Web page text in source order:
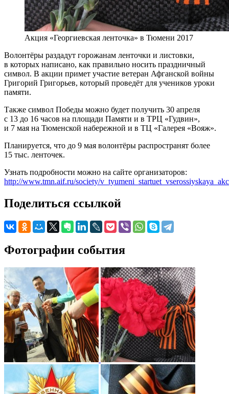
Акция «Георгиевская ленточка» в Тюмени 2017
Волонтёры раздадут горожанам ленточки и листовки,
в которых написано, как правильно носить праздничный
символ. В акции примет участие ветеран Афганской войны
Григорий Григорьев, который проведёт для учеников уроки
памяти.
Также символ Победы можно будет получить 30 апреля
с 13 до 16 часов на площади Памяти и в ТРЦ «Гудвин»,
и 7 мая на Тюменской набережной и в ТЦ «Галерея «Вояж».
Планируется, что до 9 мая волонтёры распространят более
15 тыс. ленточек.
Узнать подробности можно на сайте организаторов:
http://www.tmn.aif.ru/society/
Поделиться ссылкой
Фотографии события